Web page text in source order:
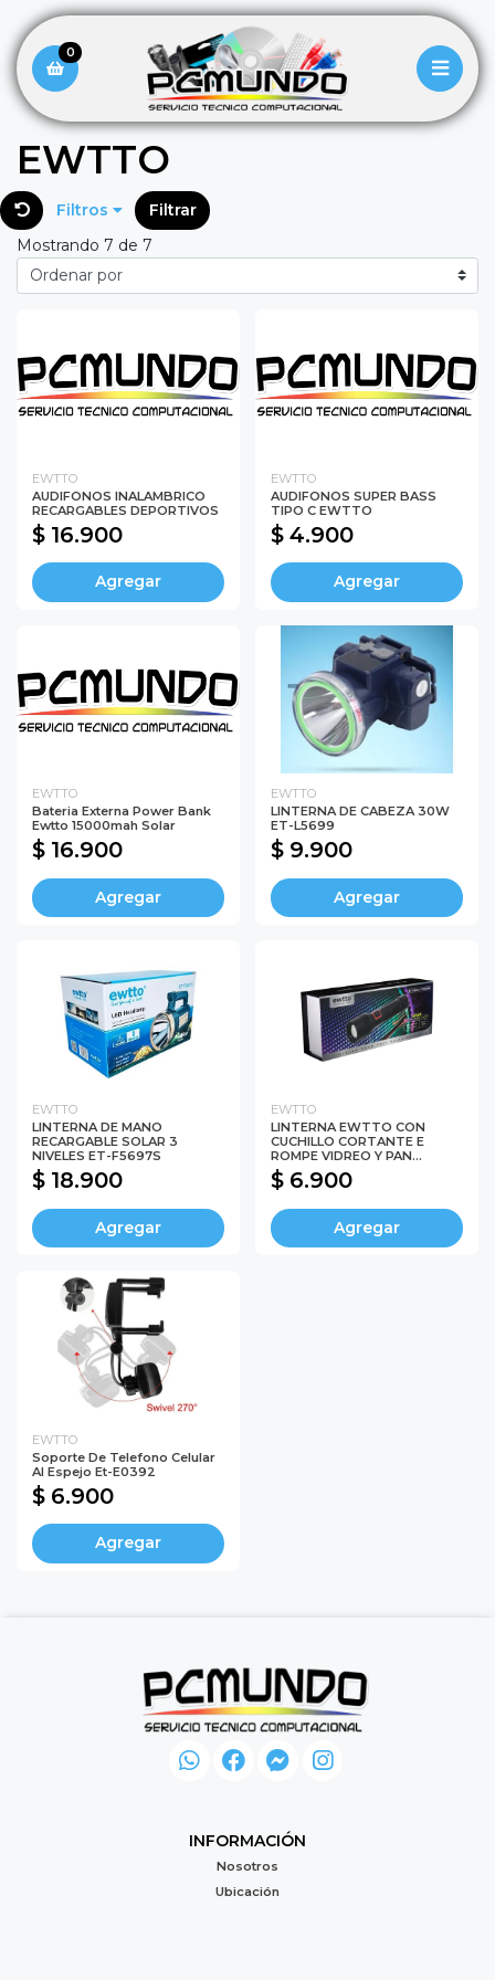
0
EWTTO
Filtros
Filtrar
Mostrando 7 de 7
EWTTO
AUDIFONOS INALAMBRICO
RECARGABLES DEPORTIVOS
$ 16.900
Agregar
EWTTO
AUDIFONOS SUPER BASS
TIPO C EWTTO
$ 4.900
Agregar
EWTTO
Bateria Externa Power Bank
Ewtto 15000mah Solar
$ 16.900
Agregar
EWTTO
LINTERNA DE CABEZA 30W
ET-L5699
$ 9.900
Agregar
EWTTO
LINTERNA DE MANO
RECARGABLE SOLAR 3
NIVELES ET-F5697S
$ 18.900
Agregar
EWTTO
LINTERNA EWTTO CON
CUCHILLO CORTANTE E
ROMPE VIDREO Y PAN...
$ 6.900
Agregar
EWTTO
Soporte De Telefono Celular
Al Espejo Et-E0392
$ 6.900
Agregar
INFORMACIÓN
Nosotros
Ubicación